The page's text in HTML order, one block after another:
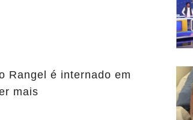
Rangel é internado em
mais